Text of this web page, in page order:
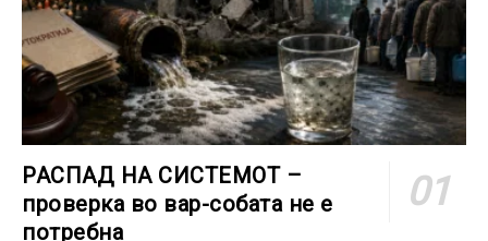
РАСПАД НА СИСТЕМОТ –
проверка во вар-собата не е
потребна